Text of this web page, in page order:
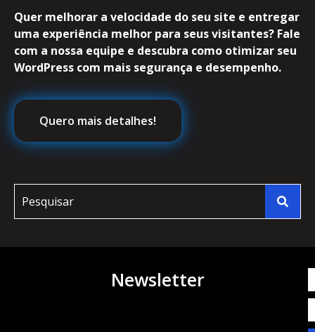
Quer melhorar a velocidade do seu site e entregar
uma experiência melhor para seus visitantes? Fale
com a nossa equipe e descubra como otimizar seu
WordPress com mais segurança e desempenho.
Quero mais detalhes!
Newsletter